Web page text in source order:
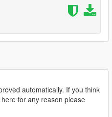
automatically. If you think
for any reason please